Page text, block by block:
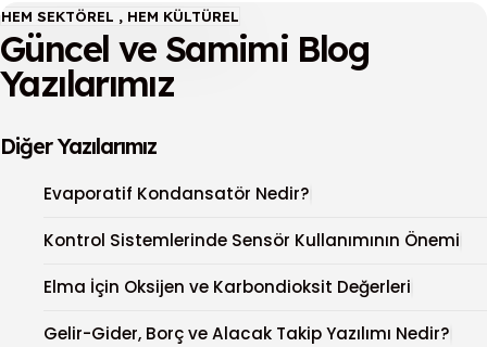
HEM SEKTÖREL , HEM KÜLTÜREL
Güncel ve Samimi Blog
Yazılarımız
Diğer Yazılarımız
Evaporatif Kondansatör Nedir?
Kontrol Sistemlerinde Sensör Kullanımının Önemi
Elma İçin Oksijen ve Karbondioksit Değerleri
Gelir-Gider, Borç ve Alacak Takip Yazılımı Nedir?